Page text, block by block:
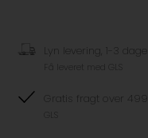
Lyn levering, 1-3 dage
Få leveret med GLS
Gratis fragt over 499,-